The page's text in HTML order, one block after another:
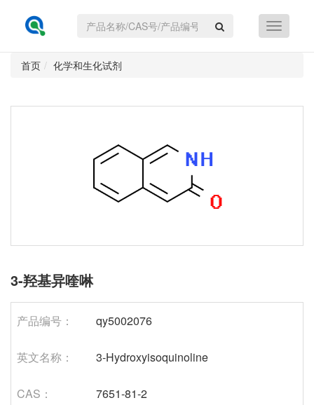
首页 化学和生化试剂
3-羟基异喹啉
产品编号： qy5002076
英文名称： 3-Hydroxyisoquinoline
CAS： 7651-81-2